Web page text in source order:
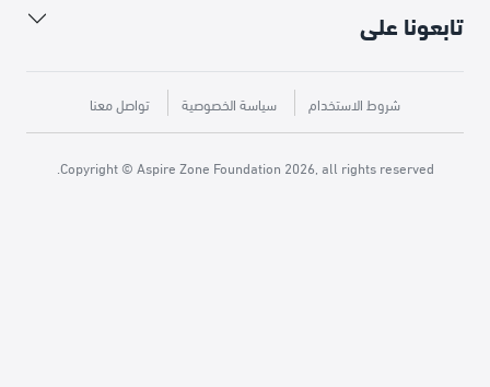
تابعونا على
شروط الاستخدام سياسة الخصوصية تواصل معنا
Copyright © Aspire Zone Foundation 2026, all rights reserved.